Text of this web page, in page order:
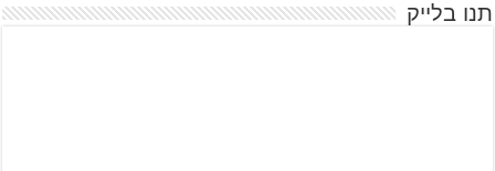
תנו בלייק